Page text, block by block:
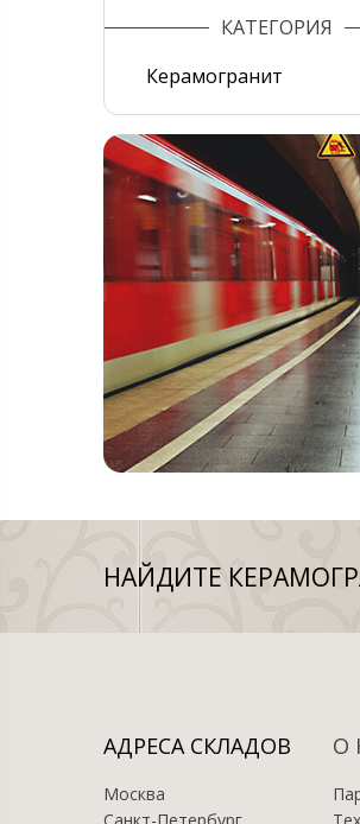
КАТЕГОРИЯ
Керамогранит
НАЙДИТЕ
АДРЕСА СКЛАДОВ
Москва
О